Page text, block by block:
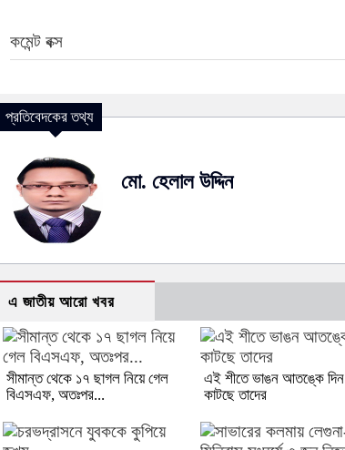
কমেন্ট বক্স
প্রতিবেদকের তথ্য
মো. হেলাল উদ্দিন
এ জাতীয় আরো খবর
সীমান্ত থেকে ১৭ ছাগল নিয়ে গেল
বিএসএফ, অতঃপর...
এই শীতে ভাঙন আতঙ্কে দিন
কাটছে তাদের